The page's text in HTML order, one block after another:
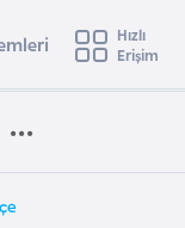
e
Hızlı
Erişim